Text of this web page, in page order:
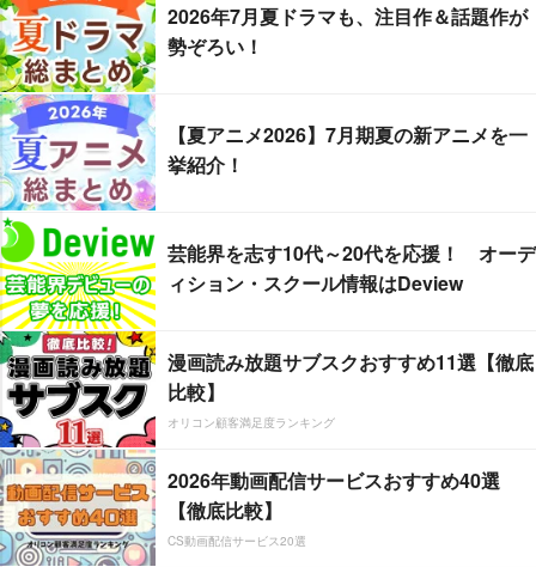
2026年7月夏ドラマも、注目作＆話題作が
勢ぞろい！
【夏アニメ2026】7月期夏の新アニメを一
挙紹介！
芸能界を志す10代～20代を応援！ オーデ
ィション・スクール情報はDeview
漫画読み放題サブスクおすすめ11選【徹底
比較】
オリコン顧客満足度ランキング
2026年動画配信サービスおすすめ40選
【徹底比較】
CS動画配信サービス20選